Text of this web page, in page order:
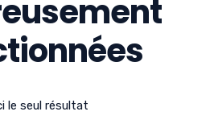
le seul résultat